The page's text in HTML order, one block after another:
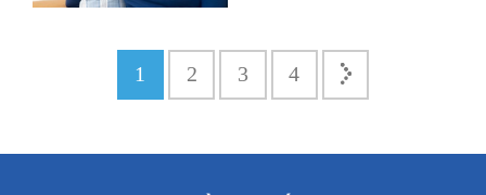
1 2 3 4